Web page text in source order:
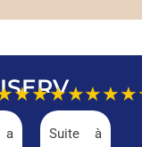
a
Suite à